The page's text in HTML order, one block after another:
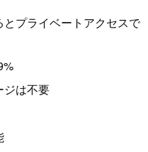
とプライベートアクセスで
ジは不要